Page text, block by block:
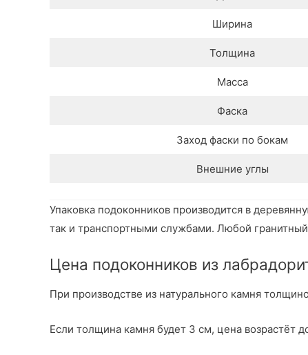
Ширина
Толщина
Масса
Фаска
Заход фаски по бокам
Внешние углы
Упаковка подоконников производится в
так и транспортными службами. Любой
Цена подоконников из
При производстве из натурального камня
Если толщина камня будет 3 см, цена возрастёт